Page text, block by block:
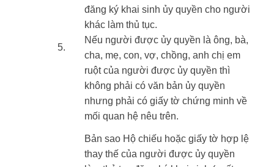
​5.
đăng ký khai sinh ủy quyền cho người
khác làm thủ tục.
Nếu người được ủy quyền là ông, bà,
cha, mẹ, con, vợ, chồng, anh chị em
ruột của người được ủy quyền thì
không phải có văn bản ủy quyền
nhưng phải có giấy tờ chứng minh về
mối quan hệ nêu trên.
​Bản sao Hộ chiếu hoặc giấy tờ hợp lệ
thay thế của người được ủy quyền